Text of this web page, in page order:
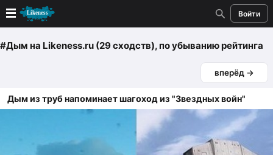
Войти
Новые
Голосование
Кандидаты
#Дым на Likeness.ru (29 сходств), по убыванию рейтинга
вперёд →
Дым из труб напоминает шагоход из "Звездных войн"